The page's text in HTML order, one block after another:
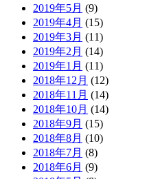
2019年5月 (9)
2019年4月 (15)
2019年3月 (11)
2019年2月 (14)
2019年1月 (11)
2018年12月 (12)
2018年11月 (14)
2018年10月 (14)
2018年9月 (15)
2018年8月 (10)
2018年7月 (8)
2018年6月 (9)